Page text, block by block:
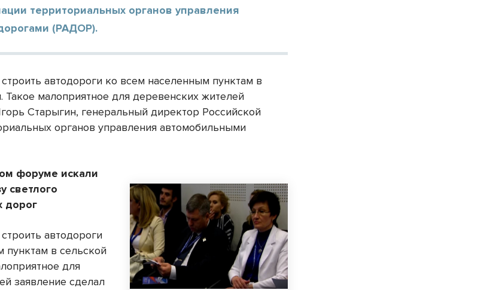
территориальных органов управления
(РАДОР).
автодороги ко всем населенным пунктам в
Такое малоприятное для деревенских жителей
Старыгин, генеральный директор Российской
органов управления автомобильными
форуме искали
светлого
дорог
автодороги
пунктам в сельской
для
заявление сделал